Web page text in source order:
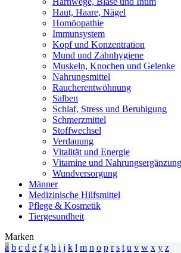
Haut, Haare, Nägel
Homöopathie
Immunsystem
Kopf und Konzentration
Mund und Zahnhygiene
Muskeln, Knochen und Gelenke
Nahrungsmittel
Raucherentwöhnung
Salben
Schlaf, Stress und Beruhigung
Schmerzmittel
Stoffwechsel
Verdauung
Vitalität und Energie
Vitamine und
Wundversorgung
Männer
Medizinische Hilfsmittel
Pflege & Kosmetik
Tiergesundheit
Marken
a b c d e f g h i j k l m n o p r s t u v w x y z